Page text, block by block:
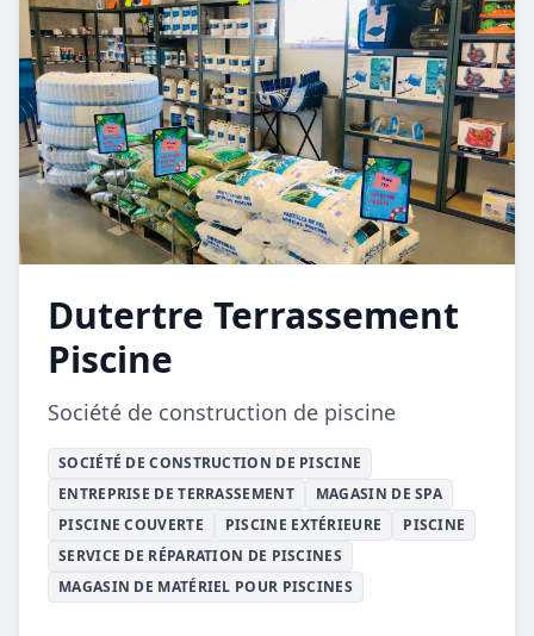
Dutertre Terrassement
Piscine
Société de construction de piscine
SOCIÉTÉ DE CONSTRUCTION DE PISCINE
ENTREPRISE DE TERRASSEMENT
MAGASIN DE SPA
PISCINE COUVERTE
PISCINE EXTÉRIEURE
PISCINE
SERVICE DE RÉPARATION DE PISCINES
MAGASIN DE MATÉRIEL POUR PISCINES